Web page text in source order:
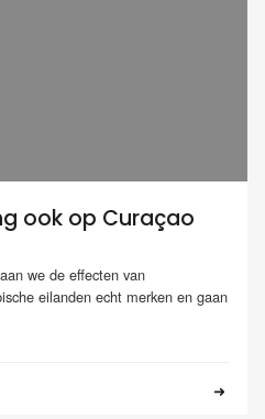
ook op Curaçao
we de effecten van
eilanden echt merken en gaan